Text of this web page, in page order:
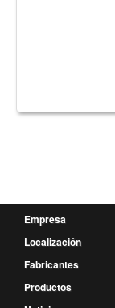
Empresa
Localización
Fabricantes
Productos